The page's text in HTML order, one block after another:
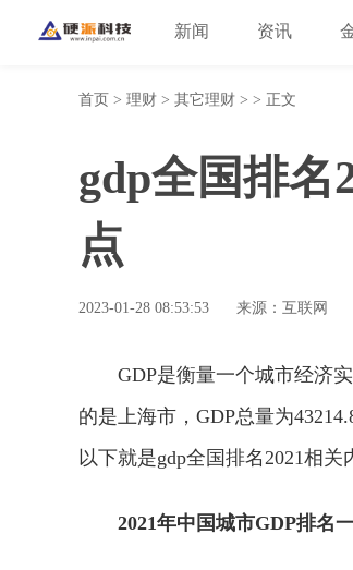
新闻 资讯
首页 > 理财 > 其它理财 > > 正文
gdp全国排名
点
2023-01-28 08:53:53 来源：互联网
GDP是衡量一个城市经济
的是上海市， GDP总量为
以下就是gdp全国排名2021相关
2021年中国城市GDP排名